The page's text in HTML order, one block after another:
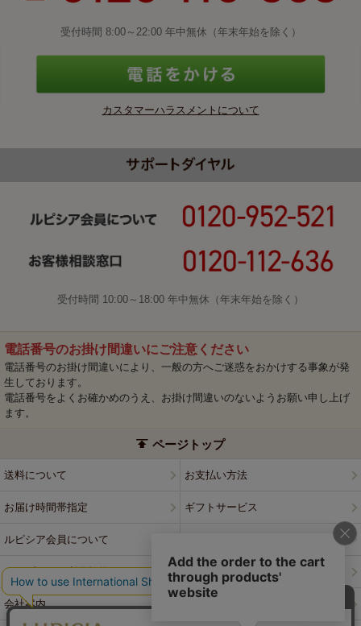
受付時間 8:00～22:00 年中無休（年末年始を除く）
カスタマーハラスメントについて
受付時間 10:00～18:00 年中無休（年末年始を除く）
電話番号のお掛け間違いにご注意ください
電話番号のお掛け間違いにより、一般の方へご迷惑をおかけする事象が発
生しております。
電話番号をよくお確かめのうえ、お掛け間違いのないようお願い申し上げ
ます。
ページトップ
送料について お支払い方法
お届け時間帯指定 ギフトサービス
ルピシア会員について
ウェブサイト利用規約 特定商取引法に基づく表記
会社案内